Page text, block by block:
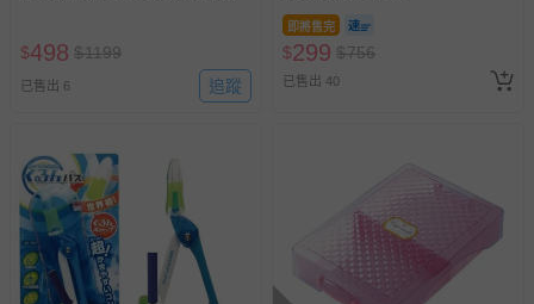
客製化商品（例如客製生日書、姓名貼等）。
報紙、期刊或雜誌（惟書籍如經拆封、使用，則酌收整
等）。
非以有形媒介提供之數位內容或一經提供即為完成之線
上服務，經消費者事先同意始提供（例如線上課程、遊
戲或活動點數等）。
已拆封之以下類型商品：
$498 $1199
已售出 6 追蹤
即將售完
$299 $756
已售出 40